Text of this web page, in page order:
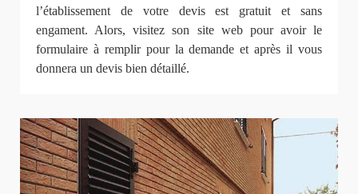
l’établissement de votre devis est gratuit et sans
engament. Alors, visitez son site web pour avoir le
formulaire à remplir pour la demande et après il vous
donnera un devis bien détaillé.